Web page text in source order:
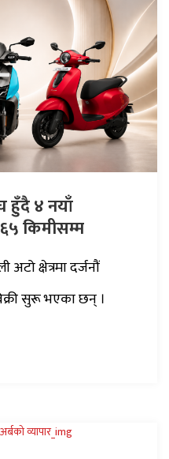
हुँदै ४ नयाँ
किमीसम्म
क्षेत्रमा दर्जनौं
सुरू भएका छन् ।